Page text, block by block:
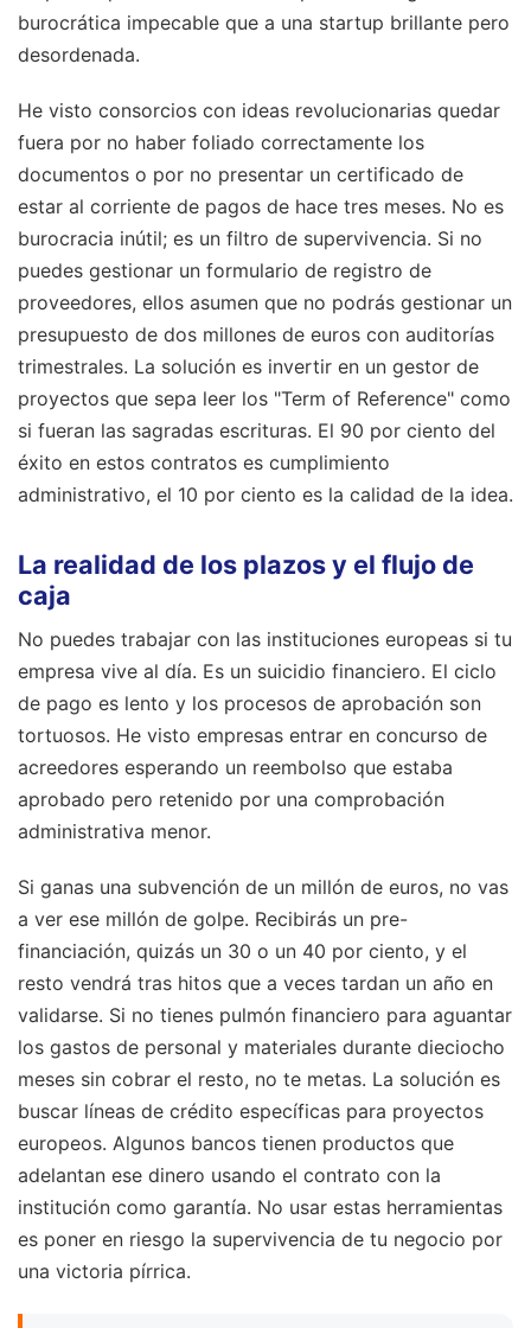
burocrática impecable que a una startup brillante pero
desordenada.
He visto consorcios con ideas revolucionarias quedar
fuera por no haber foliado correctamente los
documentos o por no presentar un certificado de
estar al corriente de pagos de hace tres meses. No es
burocracia inútil; es un filtro de supervivencia. Si no
puedes gestionar un formulario de registro de
proveedores, ellos asumen que no podrás gestionar un
presupuesto de dos millones de euros con auditorías
trimestrales. La solución es invertir en un gestor de
proyectos que sepa leer los "Term of Reference" como
si fueran las sagradas escrituras. El 90 por ciento del
éxito en estos contratos es cumplimiento
administrativo, el 10 por ciento es la calidad de la idea.
La realidad de los plazos y el flujo de
caja
No puedes trabajar con las instituciones europeas si tu
empresa vive al día. Es un suicidio financiero. El ciclo
de pago es lento y los procesos de aprobación son
tortuosos. He visto empresas entrar en concurso de
acreedores esperando un reembolso que estaba
aprobado pero retenido por una comprobación
administrativa menor.
Si ganas una subvención de un millón de euros, no vas
a ver ese millón de golpe. Recibirás un pre-
financiación, quizás un 30 o un 40 por ciento, y el
resto vendrá tras hitos que a veces tardan un año en
validarse. Si no tienes pulmón financiero para aguantar
los gastos de personal y materiales durante dieciocho
meses sin cobrar el resto, no te metas. La solución es
buscar líneas de crédito específicas para proyectos
europeos. Algunos bancos tienen productos que
adelantan ese dinero usando el contrato con la
institución como garantía. No usar estas herramientas
es poner en riesgo la supervivencia de tu negocio por
una victoria pírrica.